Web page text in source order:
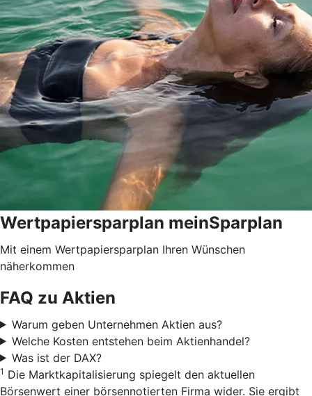
Wertpapiersparplan meinSparplan
Mit einem Wertpapiersparplan Ihren Wünschen
näherkommen
FAQ zu Aktien
Warum geben Unternehmen Aktien aus?
Welche Kosten entstehen beim Aktienhandel?
Was ist der DAX?
1 Die Marktkapitalisierung spiegelt den aktuellen
Börsenwert einer börsennotierten Firma wider. Sie ergibt